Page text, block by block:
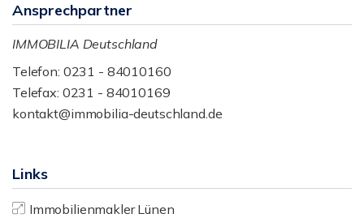
Ansprechpartner
IMMOBILIA Deutschland
Telefon: 0231 - 84010160
Telefax: 0231 - 84010169
kontakt@immobilia-deutschland.de
Links
Immobilienmakler Lünen